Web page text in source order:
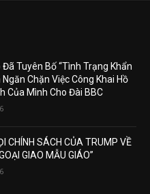
Tuyên Bố “Tình Trạng Khẩn
Ngăn Chặn Việc Công Khai Hồ
Của Mình Cho Đài BBC
CHÍNH SÁCH CỦA TRUMP VỀ
GIAO MẪU GIÁO”